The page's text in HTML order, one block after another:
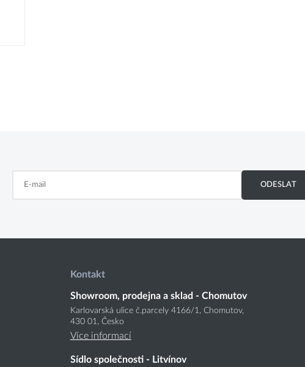
ODESLAT
Kontakt
Showroom, prodejna a sklad - Chomutov
Karlovarská ulice č.parcely 4166/1, Chomutov,
430 01, Česko
Více informací
Sídlo společnosti - Litvínov